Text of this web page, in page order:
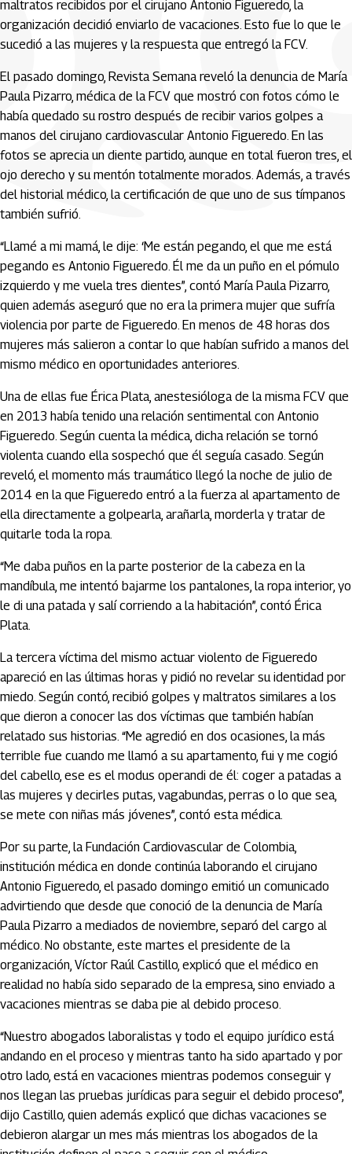
maltratos recibidos por el cirujano Antonio Figueredo, la
organización decidió enviarlo de vacaciones. Esto fue lo que le
sucedió a las mujeres y la respuesta que entregó la FCV.
El pasado domingo, Revista Semana reveló la denuncia de María
Paula Pizarro, médica de la FCV que mostró con fotos cómo le
había quedado su rostro después de recibir varios golpes a
manos del cirujano cardiovascular Antonio Figueredo. En las
fotos se aprecia un diente partido, aunque en total fueron tres, el
ojo derecho y su mentón totalmente morados. Además, a través
del historial médico, la certificación de que uno de sus tímpanos
también sufrió.
“Llamé a mi mamá, le dije: ‘Me están pegando, el que me está
pegando es Antonio Figueredo. Él me da un puño en el pómulo
izquierdo y me vuela tres dientes”, contó María Paula Pizarro,
quien además aseguró que no era la primera mujer que sufría
violencia por parte de Figueredo. En menos de 48 horas dos
mujeres más salieron a contar lo que habían sufrido a manos del
mismo médico en oportunidades anteriores.
Una de ellas fue Érica Plata, anestesióloga de la misma FCV que
en 2013 había tenido una relación sentimental con Antonio
Figueredo. Según cuenta la médica, dicha relación se tornó
violenta cuando ella sospechó que él seguía casado. Según
reveló, el momento más traumático llegó la noche de julio de
2014 en la que Figueredo entró a la fuerza al apartamento de
ella directamente a golpearla, arañarla, morderla y tratar de
quitarle toda la ropa.
“Me daba puños en la parte posterior de la cabeza en la
mandíbula, me intentó bajarme los pantalones, la ropa interior, yo
le di una patada y salí corriendo a la habitación”, contó Érica
Plata.
La tercera víctima del mismo actuar violento de Figueredo
apareció en las últimas horas y pidió no revelar su identidad por
miedo. Según contó, recibió golpes y maltratos similares a los
que dieron a conocer las dos víctimas que también habían
relatado sus historias. “Me agredió en dos ocasiones, la más
terrible fue cuando me llamó a su apartamento, fui y me cogió
del cabello, ese es el modus operandi de él: coger a patadas a
las mujeres y decirles putas, vagabundas, perras o lo que sea,
se mete con niñas más jóvenes”, contó esta médica.
Por su parte, la Fundación Cardiovascular de Colombia,
institución médica en donde continúa laborando el cirujano
Antonio Figueredo, el pasado domingo emitió un comunicado
advirtiendo que desde que conoció de la denuncia de María
Paula Pizarro a mediados de noviembre, separó del cargo al
médico. No obstante, este martes el presidente de la
organización, Víctor Raúl Castillo, explicó que el médico en
realidad no había sido separado de la empresa, sino enviado a
vacaciones mientras se daba pie al debido proceso.
“Nuestro abogados laboralistas y todo el equipo jurídico está
andando en el proceso y mientras tanto ha sido apartado y por
otro lado, está en vacaciones mientras podemos conseguir y
nos llegan las pruebas jurídicas para seguir el debido proceso”,
dijo Castillo, quien además explicó que dichas vacaciones se
debieron alargar un mes más mientras los abogados de la